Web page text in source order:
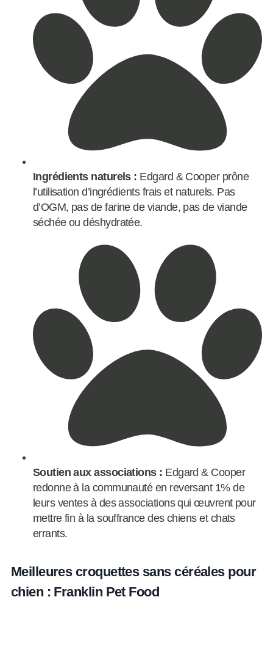
Ingrédients naturels : Edgard & Cooper prône
l’utilisation d’ingrédients frais et naturels. Pas
d’OGM, pas de farine de viande, pas de viande
séchée ou déshydratée.
Soutien aux associations : Edgard & Cooper
redonne à la communauté en reversant 1% de
leurs ventes à des associations qui œuvrent pour
mettre fin à la souffrance des chiens et chats
errants.
Meilleures croquettes sans céréales pour
chien : Franklin Pet Food